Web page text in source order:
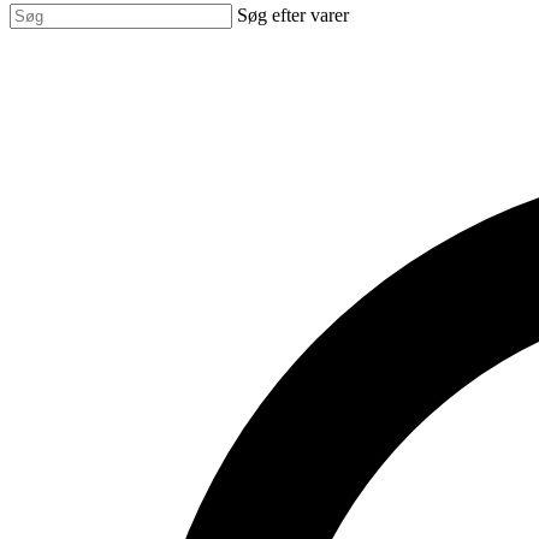
Søg efter varer